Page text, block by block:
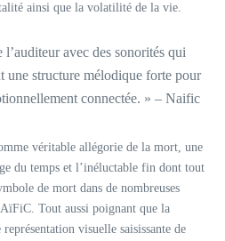
ainsi que la volatilité de la vie.
l’auditeur avec des sonorités qui
une structure mélodique forte pour
connectée. » – Naific
véritable allégorie de la mort, une
du temps et l’inéluctable fin dont tout
de mort dans de nombreuses
Tout aussi poignant que la
visuelle saisissante de